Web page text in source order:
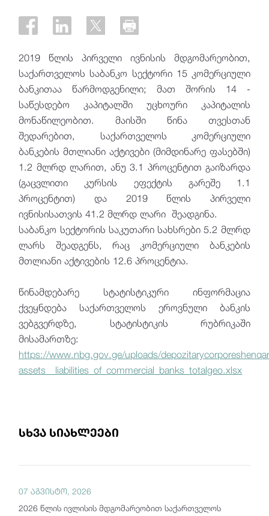
2019 წლის პირველი ივნისის მდგომარეობით,
საქართველოს საბანკო სექტორი 15 კომერციული
ბანკითაა წარმოდგენილი; მათ შორის 14 -
საწესდებო კაპიტალში უცხოური კაპიტალის
მონაწილეობით. მაისში წინა თვესთან
შედარებით, საქართველოს კომერციული
ბანკების მთლიანი აქტივები (მიმდინარე ფასებში)
1.2 მლრდ ლარით, ანუ 3.1 პროცენტით გაიზარდა
(გაცვლითი კურსის ეფექტის გარეშე 1.1
პროცენტით) და 2019 წლის პირველი
ივნისისათვის 41.2 მლრდ ლარი შეადგინა.
საბანკო სექტორის საკუთარი სახსრები 5.2 მლრდ
ლარს შეადგენს, რაც კომერციული ბანკების
მთლიანი აქტივების 12.6 პროცენტია.
წინამდებარე სტატისტიკური ინფორმაცია
ქვეყნდება საქართველოს ეროვნული ბანკის
ვებგვერდზე, სტატისტიკის რუბრიკაში
მისამართზე:
https://www.nbg.gov.ge/uploads/
assets__liabilities_of_commercial_banks_totalgeo.xlsx
სხვა სიახლეები
07 აგვისტო, 2026
2026 წლის ივლისის მდგომარეობით საქართველოს